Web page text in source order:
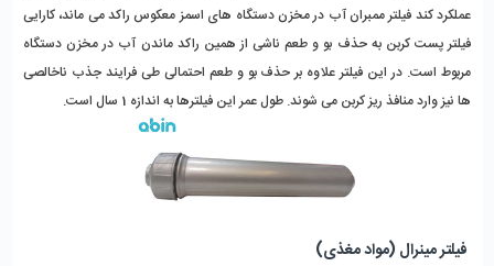
عملکرد کند فیلتر ممبران آب در مخزن دستگاه های اسمز معکوس راکد می ماند، کارایی
فیلتر پست کربن به حذف بو و طعم ناشی از همین راکد ماندن آب در مخزن دستگاه
مربوط است. در این فیلتر علاوه بر حذف بو و طعم احتمالی طی فرایند جذب ناخالصی
ها نیز وارد منافذ ریز کربن می شوند. طول عمر این فیلترها به اندازه 1 سال است.
فیلتر مینرال (مواد مغذی)